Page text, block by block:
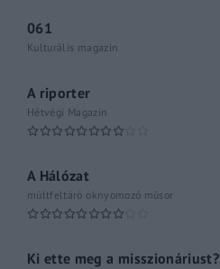
061
Kulturális magazin
A riporter
Hétvégi Magazin
A Hálózat
múltfeltáró oknyomozó műsor
Ki ette meg a misszionáriust?